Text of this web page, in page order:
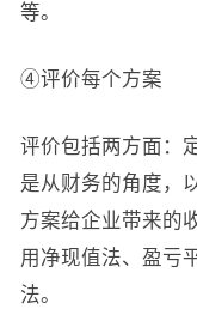
等。
④评价每个方案
评价包括两方面：
是从财务的角度，
方案给企业带来的
用净现值法、盈亏
法。